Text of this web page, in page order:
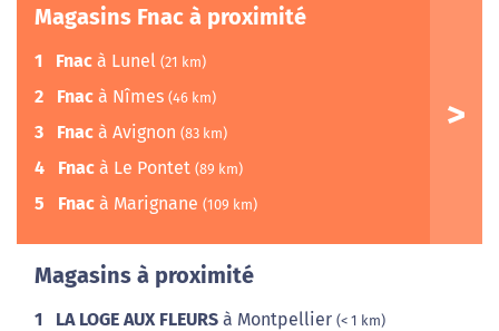
Magasins Fnac à proximité
1 Fnac à Lunel (21 km)
2 Fnac à Nîmes (46 km)
3 Fnac à Avignon (83 km)
4 Fnac à Le Pontet (89 km)
5 Fnac à Marignane (109 km)
Magasins à proximité
1 LA LOGE AUX FLEURS à Montpellier (< 1 km)